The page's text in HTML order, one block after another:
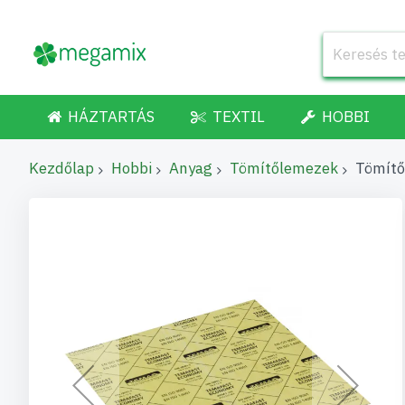
HÁZTARTÁS TEXTIL HOBBI
Kezdőlap Hobbi Anyag Tömítőlemezek